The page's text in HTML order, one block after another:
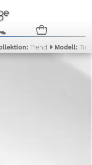
n
Trend Modell: